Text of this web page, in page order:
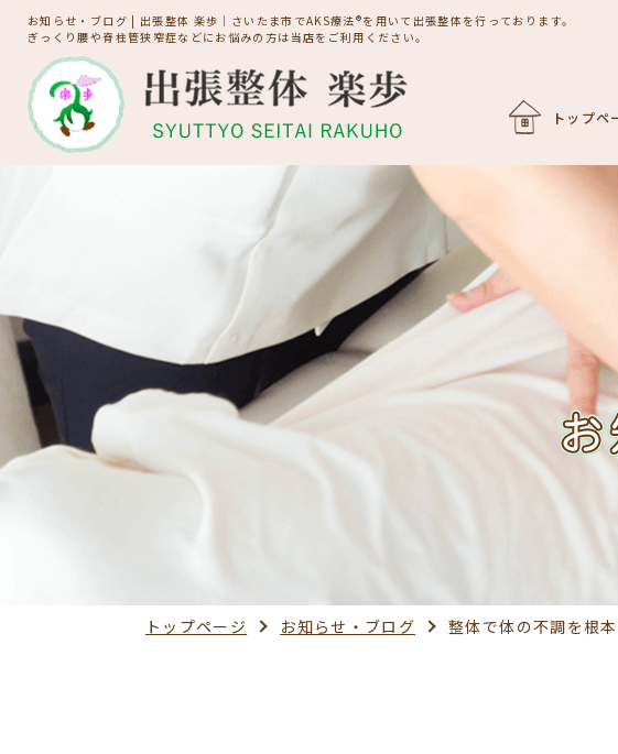
お知らせ・ブログ | 出張整体 楽歩｜さいたま市でAKS療法®を用いて出張整体を行っております。
ぎっくり腰や脊柱管狭窄症などにお悩みの方は当店をご利用ください。
トップペ
トップページ お知らせ・ブログ 整体で体の不調を根